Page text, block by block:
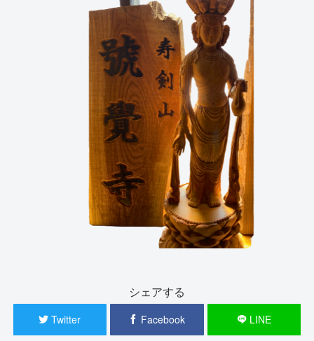
シェアする
Twitter Facebook LINE